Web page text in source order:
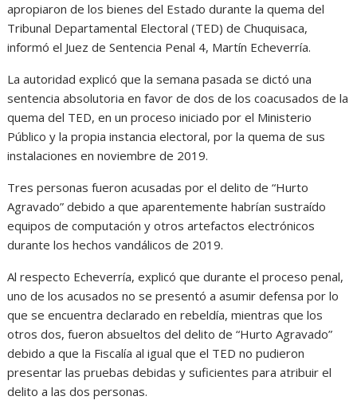
apropiaron de los bienes del Estado durante la quema del
Tribunal Departamental Electoral (TED) de Chuquisaca,
informó el Juez de Sentencia Penal 4, Martín Echeverría.
La autoridad explicó que la semana pasada se dictó una
sentencia absolutoria en favor de dos de los coacusados de la
quema del TED, en un proceso iniciado por el Ministerio
Público y la propia instancia electoral, por la quema de sus
instalaciones en noviembre de 2019.
Tres personas fueron acusadas por el delito de “Hurto
Agravado” debido a que aparentemente habrían sustraído
equipos de computación y otros artefactos electrónicos
durante los hechos vandálicos de 2019.
Al respecto Echeverría, explicó que durante el proceso penal,
uno de los acusados no se presentó a asumir defensa por lo
que se encuentra declarado en rebeldía, mientras que los
otros dos, fueron absueltos del delito de “Hurto Agravado”
debido a que la Fiscalía al igual que el TED no pudieron
presentar las pruebas debidas y suficientes para atribuir el
delito a las dos personas.